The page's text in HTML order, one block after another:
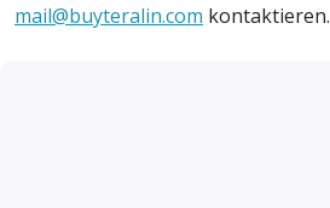
mail@buyteralin.com kontaktieren.